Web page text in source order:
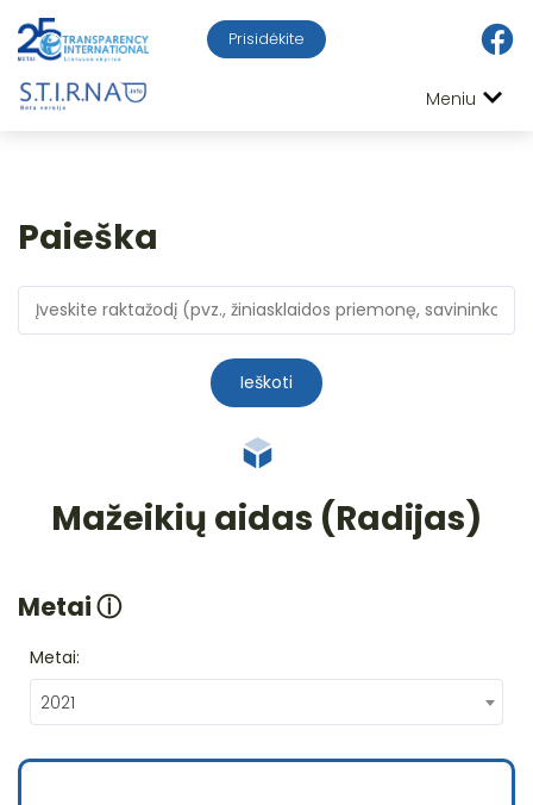
Prisidėkite
Meniu
Paieška
Ieškoti
Mažeikių aidas (Radijas)
Metaiⓘ
Metai:
2021